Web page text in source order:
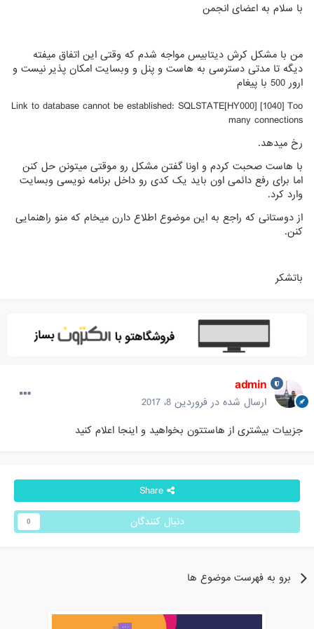
با سلام به اعضای انجمن
من با مشکل کرش دیتابیس مواجه شدم که وقتی این اتفاق میفته
دیگه تا مدتی دسترسی به هاست و پنل و وبسایت امکان پذیر نیست و
ارور 500 با پیغام
Link to database cannot be established: SQLSTATE[HY000] [1040] Too
many connections
رخ میدهد.
با هاست صحبت کردم و اونا گفتن مشکل رو موقتی میتونن حل کنن
اما برای رفع دائمی اون باید یک کدی رو داخل برنامه نویسی وبسایت
وارد کرد.
از دوستانی که راجع به این موضوع اطلاع دارن میخام که منو راهنمایی
کنن.
باتشکر
admin
ارسال شده در فروردین 8، 2017
جزییات بیشتری از هاستتون بخواهید و اینجا اعلام کنید
Share
دنبال کنندگان
برو به فهرست موضوع ها